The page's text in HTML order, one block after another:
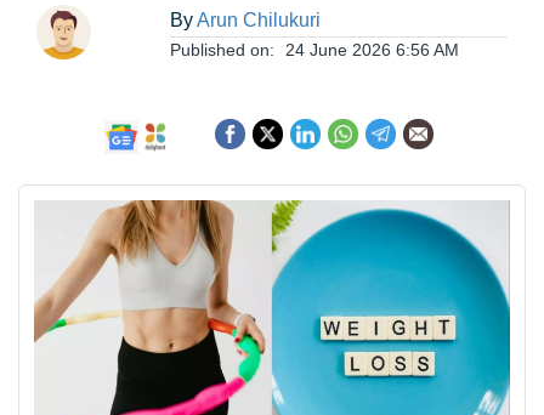
ఆంధ్రప్రదేశ్
జాతీయం
అంతర్జాతీయం
సినిమా
ByArun Chilukuri
Published on: 24 June 2026 6:56 AM